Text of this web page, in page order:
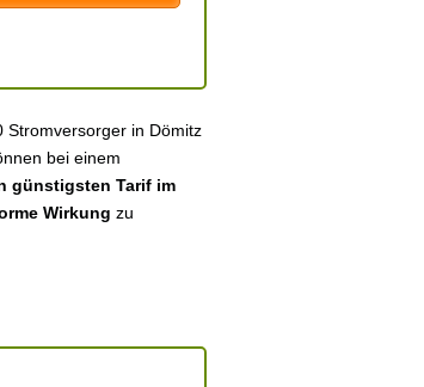
Stromversorger in Dömitz
bei einem
günstigsten Tarif im
Wirkung zu